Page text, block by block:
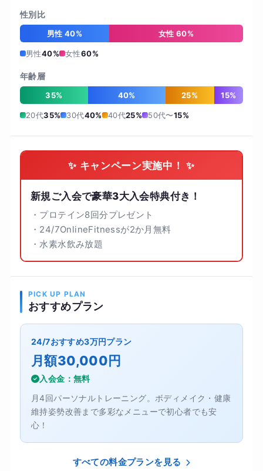
性別比
男性 40% 女性 60%
男性40% 女性60%
年齢層
35% 40% 25% 15%
20代35% 30代40% 40代25% 50代〜15%
✨ キャンペーン実施中！ ✨
新規ご入会で豪華3大入会特典付き！
・プロテイン8回分プレゼント
・24/7OnlineFitnessが2か月無料
・水素水飲み放題
PICK UP PLAN
おすすめプラン
24/7おすすめ3万円プラン
月額30,000円
入会金：無料
月4回パーソナルトレーニング。ボディメイク・健康
維持姿勢改善まで多彩なメニューで初心者でも安
心！
すべての料金プランを見る